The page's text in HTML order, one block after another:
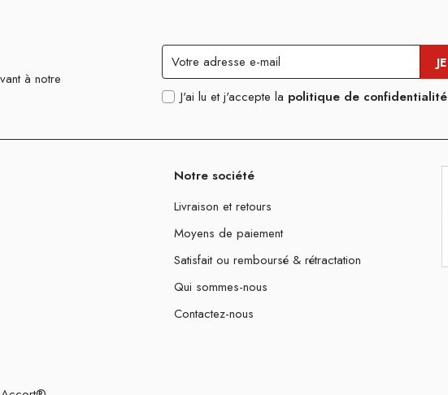
à notre
J'ai lu et j'accepte la politique de confidentialité
Notre société
Livraison et retours
Moyens de paiement
Satisfait ou remboursé & rétractation
Qui sommes-nous
Contactez-nous